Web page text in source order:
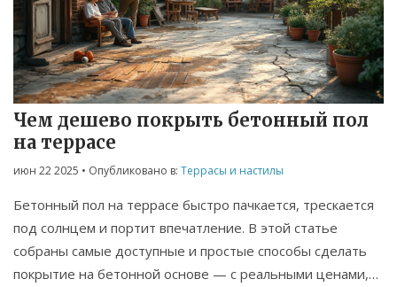
Чем дешево покрыть бетонный пол
на террасе
июн 22 2025 • Опубликовано в: Террасы и настилы
Бетонный пол на террасе быстро пачкается, трескается
под солнцем и портит впечатление. В этой статье
собраны самые доступные и простые способы сделать
покрытие на бетонной основе — с реальными ценами,